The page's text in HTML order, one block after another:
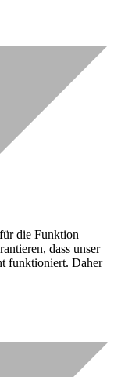
die Funktion
dass unser
funktioniert. Daher